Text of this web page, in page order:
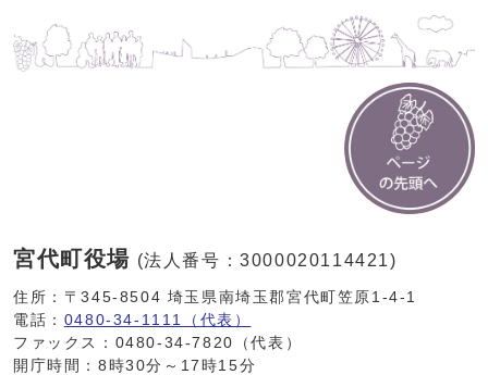
宮代町役場 (法人番号：3000020114421)
住所：〒345-8504 埼玉県南埼玉郡宮代町笠原1-4-1
電話： 0480-34-1111（代表）
ファックス：0480-34-7820（代表）
開庁時間：8時30分～17時15分